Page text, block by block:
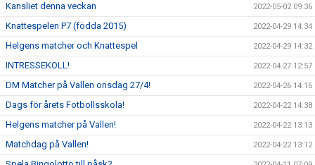
Kansliet denna veckan 2022-05-02 09:36
Knattespelen P7 (födda 2015) 2022-04-29 14:34
Helgens matcher och Knattespel 2022-04-29 14:32
INTRESSEKOLL! 2022-04-27 12:57
DM Matcher på Vallen onsdag 27/4! 2022-04-26 14:16
Dags för årets Fotbollsskola! 2022-04-22 14:38
Helgens matcher på Vallen! 2022-04-22 13:13
Matchdag på Vallen! 2022-04-22 13:12